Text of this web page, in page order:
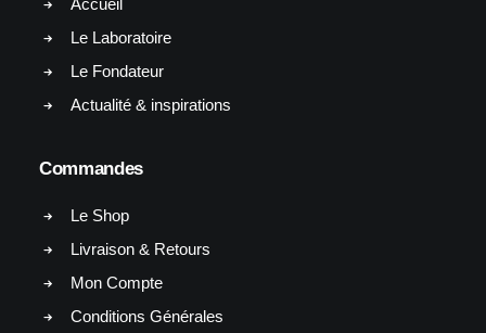
Accueil
Le Laboratoire
Le Fondateur
Actualité & inspirations
Commandes
Le Shop
Livraison & Retours
Mon Compte
Conditions Générales